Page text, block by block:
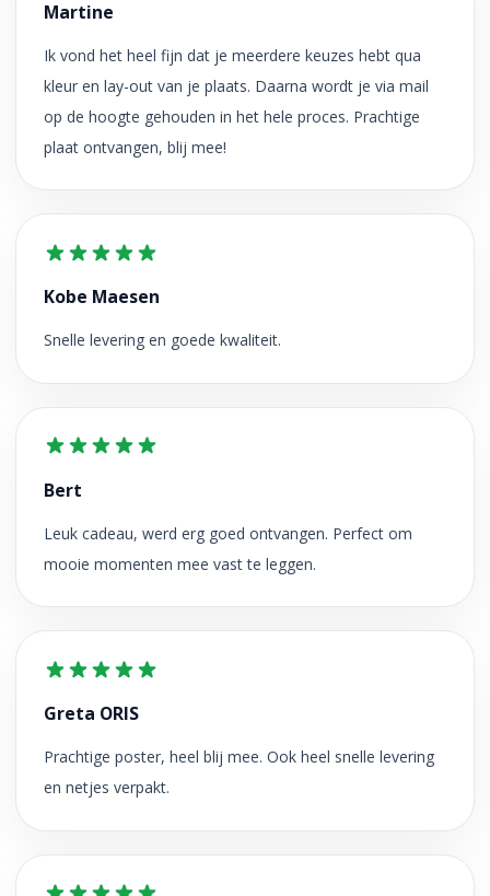
Martine
Ik vond het heel fijn dat je meerdere keuzes hebt qua
kleur en lay-out van je plaats. Daarna wordt je via mail
op de hoogte gehouden in het hele proces. Prachtige
plaat ontvangen, blij mee!
Kobe Maesen
Snelle levering en goede kwaliteit.
Bert
Leuk cadeau, werd erg goed ontvangen. Perfect om
mooie momenten mee vast te leggen.
Greta ORIS
Prachtige poster, heel blij mee. Ook heel snelle levering
en netjes verpakt.